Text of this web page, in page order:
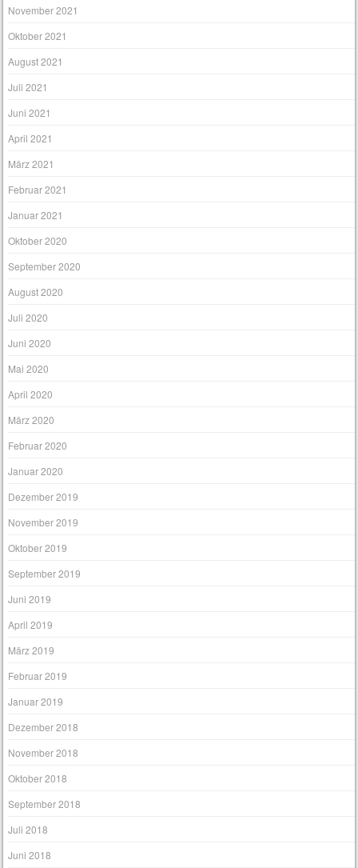
November 2021
Oktober 2021
August 2021
Juli 2021
Juni 2021
April 2021
März 2021
Februar 2021
Januar 2021
Oktober 2020
September 2020
August 2020
Juli 2020
Juni 2020
Mai 2020
April 2020
März 2020
Februar 2020
Januar 2020
Dezember 2019
November 2019
Oktober 2019
September 2019
Juni 2019
April 2019
März 2019
Februar 2019
Januar 2019
Dezember 2018
November 2018
Oktober 2018
September 2018
Juli 2018
Juni 2018